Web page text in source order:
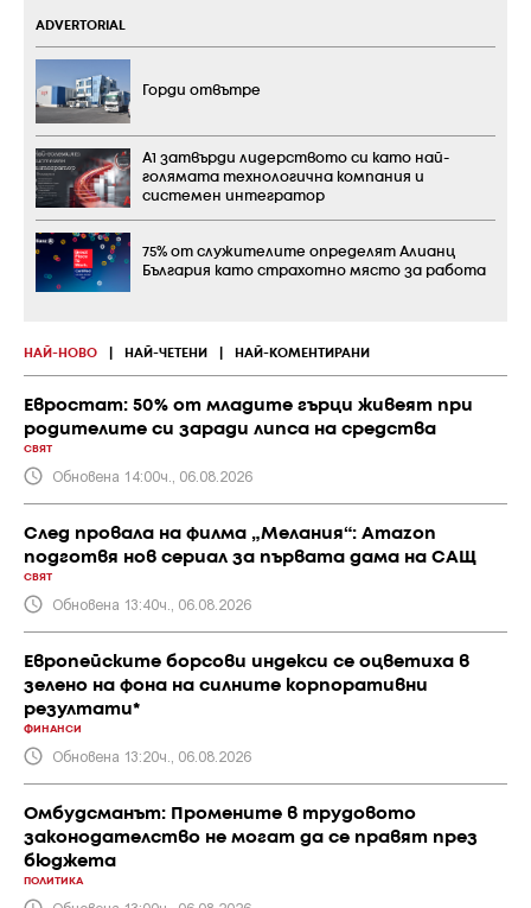
НАЙ-НОВО НАЙ-ЧЕТЕНИ НАЙ-КОМЕНТИРАНИ
Евростат: 50% от младите гърци живеят при
родителите си заради липса на средства
СВЯТ
Обновена 14:00ч., 06.08.2026
След провала на филма „Мелания“: Amazon
подготвя нов сериал за първата дама на САЩ
СВЯТ
Обновена 13:40ч., 06.08.2026
Европейските борсови индекси се оцветиха в
зелено на фона на силните корпоративни
резултати*
ФИНАНСИ
Обновена 13:20ч., 06.08.2026
Омбудсманът: Промените в трудовото
законодателство не могат да се правят през
бюджета
ПОЛИТИКА
ADVERTORIAL
Горди отвътре
А1 затвърди лидерството си като най-
голямата технологична компания и
системен интегратор
75% от служителите определят Алианц
България като страхотно място за работа